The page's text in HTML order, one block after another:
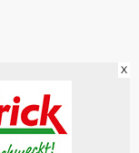
X